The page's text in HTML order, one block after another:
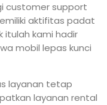
customer support
aktifitas padat
itulah kami hadir
mobil lepas kunci
layanan tetap
layanan rental